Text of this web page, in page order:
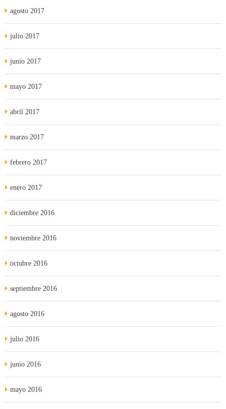
agosto 2017
julio 2017
junio 2017
mayo 2017
abril 2017
marzo 2017
febrero 2017
enero 2017
diciembre 2016
noviembre 2016
octubre 2016
septiembre 2016
agosto 2016
julio 2016
junio 2016
mayo 2016